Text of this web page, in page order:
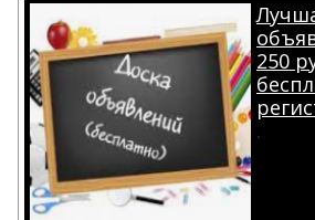
250
.